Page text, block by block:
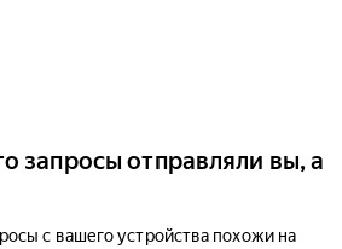
запросы отправляли вы, а
с вашего устройства похожи на